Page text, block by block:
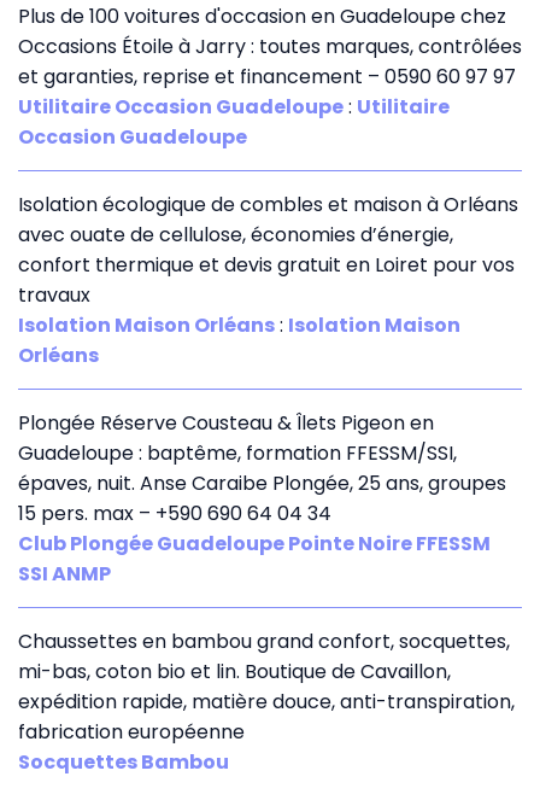
Plus de 100 voitures d'occasion en Guadeloupe chez
Occasions Étoile à Jarry : toutes marques, contrôlées
et garanties, reprise et financement – 0590 60 97 97
Utilitaire Occasion Guadeloupe: Utilitaire
Occasion Guadeloupe
Isolation écologique de combles et maison à Orléans
avec ouate de cellulose, économies d’énergie,
confort thermique et devis gratuit en Loiret pour vos
travaux
Isolation Maison Orléans: Isolation Maison
Orléans
Plongée Réserve Cousteau & Îlets Pigeon en
Guadeloupe : baptême, formation FFESSM/SSI,
épaves, nuit. Anse Caraibe Plongée, 25 ans, groupes
15 pers. max – +590 690 64 04 34
Club Plongée Guadeloupe Pointe Noire FFESSM
SSI ANMP
Chaussettes en bambou grand confort, socquettes,
mi-bas, coton bio et lin. Boutique de Cavaillon,
expédition rapide, matière douce, anti-transpiration,
fabrication européenne
Socquettes Bambou